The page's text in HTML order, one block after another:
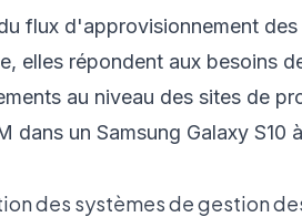
flux d'approvisionnement
elles répondent aux besoins
au niveau des sites de
des systèmes de gestion